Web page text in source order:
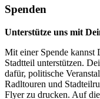
Spenden
Unterstütze uns mit
Mit einer Spende
Stadtteil unterstützen.
dafür, politische
Radltouren und
Flyer zu drucken. Auf